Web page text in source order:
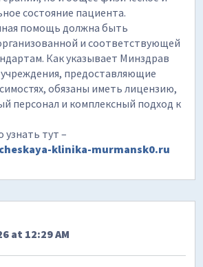
состояние пациента.
помощь должна быть
и соответствующей
Как указывает Минздрав
предоставляющие
обязаны иметь лицензию,
персонал и комплексный подход к
тут –
klinika-murmansk0.ru
at 12:29 AM